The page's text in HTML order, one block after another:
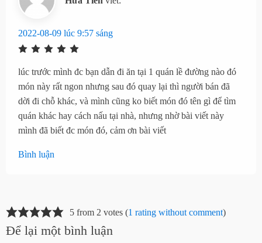
2022-08-09 lúc 9:57 sáng
lúc trước mình đc bạn dẫn đi ăn tại 1 quán lề đường nào đó
món này rất ngon nhưng sau đó quay lại thì người bán đã
dời đi chỗ khác, và mình cũng ko biết món đó tên gì để tìm
quán khác hay cách nấu tại nhà, nhưng nhờ bài viết này
mình đã biết đc món đó, cảm ơn bài viết
Bình luận
5 from 2 votes (1 rating without comment)
Để lại một bình luận